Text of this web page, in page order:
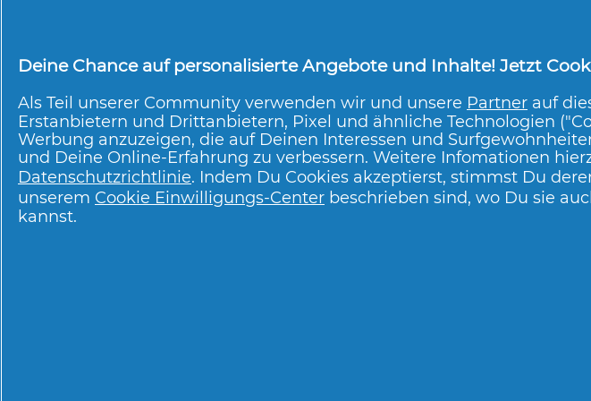
Vielleicht bedeutet das jetzt eine Umstellung für dich.
daran, dass dein neu erlerntes Wissen darüber, wie du
Tampon richtig entsorgen kannst, den Unterschied
du Hygieneprodukte nicht im Klo herunterspülst, trägst
zumSchutz der Umwelt bei!
Deine Chance auf personalisierte Angebote und Inhalte! Jetzt
Als Teil unserer Community verwenden wir und unsere Partner auf
Erstanbietern und Drittanbietern, Pixel und ähnliche Technologien
Werbung anzuzeigen, die auf Deinen Interessen und
und Deine Online-Erfahrung zu verbessern. Weitere Infomationen
Datenschutzrichtlinie. Indem Du Cookies akzeptierst, stimmst Du
unserem Cookie Einwilligungs-Center beschrieben sind, wo Du sie
kannst.